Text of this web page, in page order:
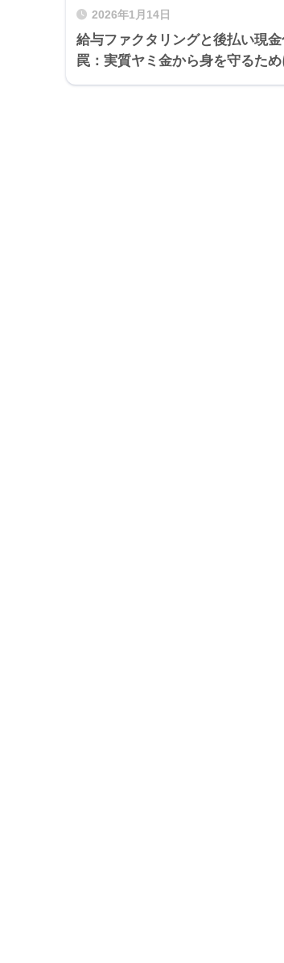
2026年1月14日
給与ファクタリングと後払い現
罠：実質ヤミ金から身を守るため